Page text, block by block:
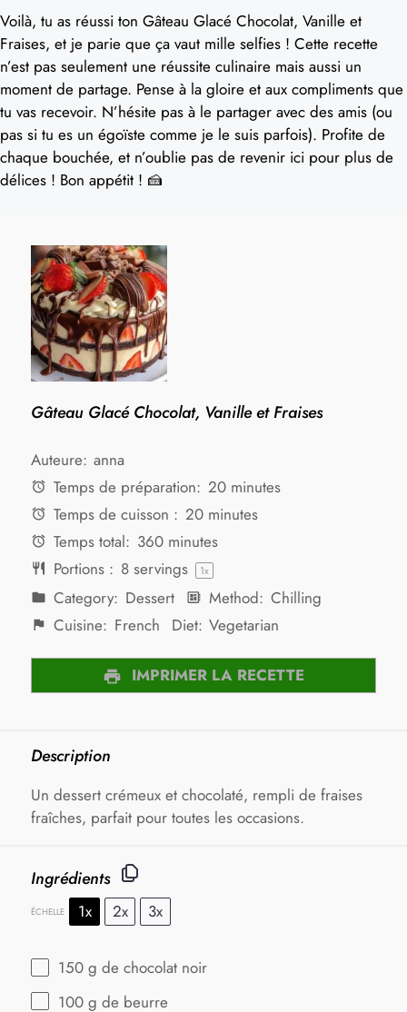
Voilà, tu as réussi ton Gâteau Glacé Chocolat, Vanille et
Fraises, et je parie que ça vaut mille selfies ! Cette recette
n’est pas seulement une réussite culinaire mais aussi un
moment de partage. Pense à la gloire et aux compliments que
tu vas recevoir. N’hésite pas à le partager avec des amis (ou
pas si tu es un égoïste comme je le suis parfois). Profite de
chaque bouchée, et n’oublie pas de revenir ici pour plus de
délices ! Bon appétit ! 🍰
Gâteau Glacé Chocolat, Vanille et Fraises
Auteure: anna
Temps de préparation: 20 minutes
Temps de cuisson : 20 minutes
Temps total: 360 minutes
Portions : 8servings 1x
Category: Dessert Method: Chilling
Cuisine: French Diet: Vegetarian
IMPRIMER LA RECETTE
Description
Un dessert crémeux et chocolaté, rempli de fraises
fraîches, parfait pour toutes les occasions.
Ingrédients
ÉCHELLE 1x 2x 3x
150 g de chocolat noir
100 g de beurre